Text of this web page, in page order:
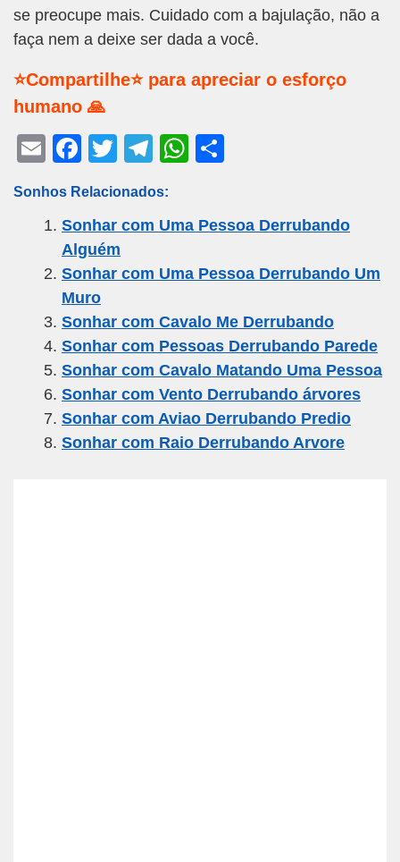
se preocupe mais. Cuidado com a bajulação, não a
faça nem a deixe ser dada a você.
⭐Compartilhe⭐ para apreciar o esforço
humano 🙏
E
ail
F
c
e
b
o
o
k
T
tt
er
T
e
gr
a
m
W
s
A
p
p
e
Sonhos Relacionados:
Sonhar com Uma Pessoa Derrubando
Alguém
Sonhar com Uma Pessoa Derrubando Um
Muro
Sonhar com Cavalo Me Derrubando
Sonhar com Pessoas Derrubando Parede
Sonhar com Cavalo Matando Uma Pessoa
Sonhar com Vento Derrubando árvores
Sonhar com Aviao Derrubando Predio
Sonhar com Raio Derrubando Arvore